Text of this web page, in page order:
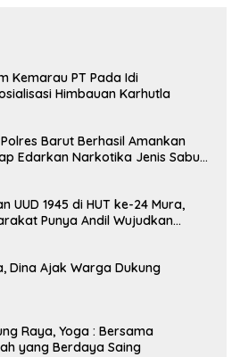
Kemarau PT Pada Idi
Himbauan Karhutla
Barut Berhasil Amankan
Edarkan Narkotika Jenis Sabu
UUD 1945 di HUT ke-24 Mura,
Punya Andil Wujudkan
Dina Ajak Warga Dukung
Raya, Yoga : Bersama
yang Berdaya Saing